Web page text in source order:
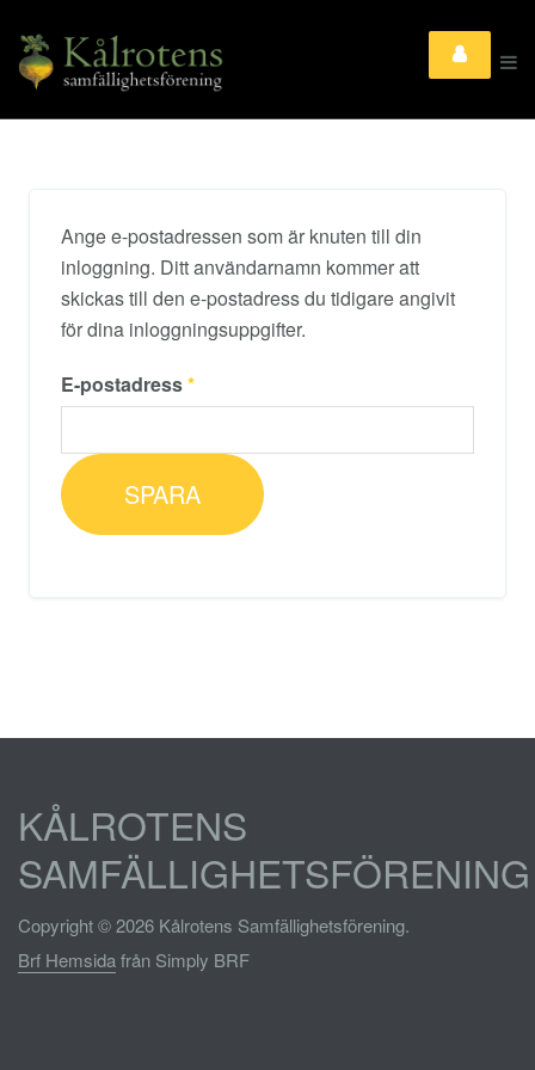
Ange e-postadressen som är knuten till din
inloggning. Ditt användarnamn kommer att
skickas till den e-postadress du tidigare angivit
för dina inloggningsuppgifter.
E-postadress*
SPARA
KÅLROTENS
SAMFÄLLIGHETSFÖRENING
Copyright © 2026 Kålrotens Samfällighetsförening.
Brf Hemsidafrån Simply BRF